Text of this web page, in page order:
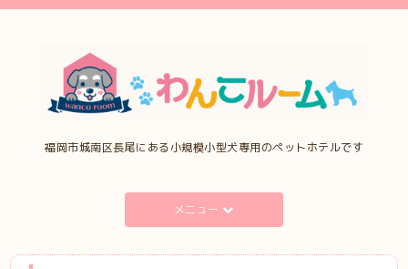
福岡市城南区長尾にある小規模小型犬専用のペットホテルです
メニュー